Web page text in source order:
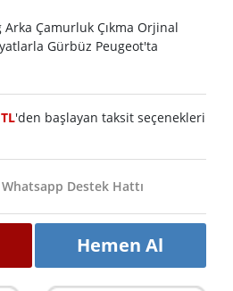
Arka Çamurluk Çıkma Orjinal
Gürbüz Peugeot'ta
'den başlayan taksit seçenekleri
Destek Hattı
Hemen Al